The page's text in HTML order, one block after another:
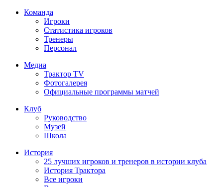
Команда
Игроки
Статистика игроков
Тренеры
Персонал
Медиа
Трактор TV
Фотогалерея
Официальные программы матчей
Клуб
Руководство
Музей
Школа
История
25 лучших игроков и тренеров в истории клуба
История Трактора
Все игроки